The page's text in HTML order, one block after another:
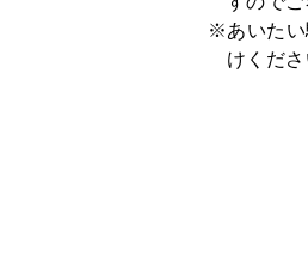
あいた
けくださ